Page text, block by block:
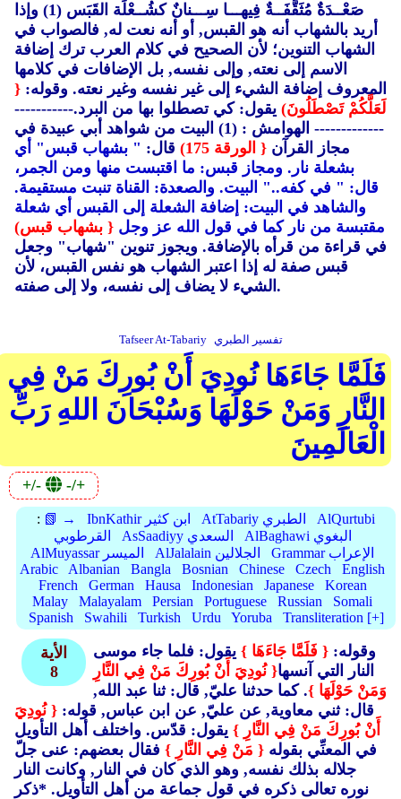
صَعْــدَةٌ مُثَقَّفَــةٌ فِيهـــا سِـــنانٌ كشُــعْلَة القَبَس (1)
وإذا
أريد بالشهاب أنه هو القبس, أو أنه نعت له, فالصواب في
الشهاب التنوين؛ لأن الصحيح في كلام العرب ترك إضافة
الاسم إلى نعته, وإلى نفسه, بل الإضافات في كلامها
المعروف إضافة الشيء إلى غير نفسه وغير نعته. وقوله: {
لَعَلَّكُمْ تَصْطَلُونَ) يقول: كي تصطلوا بها من البرد.-----------
------------- الهوامش : (1)
البيت من شواهد أبي عبيدة في
مجاز القرآن { الورقة 175) قال: " بشهاب قبس" أي
بشعلة نار. ومجاز قبس: ما اقتبست منها ومن الجمر،
قال: " في كفه.." البيت. والصعدة: القناة تنبت مستقيمة.
والشاهد في البيت: إضافة الشعلة إلى القبس أي شعلة
مقتبسة من نار كما في قول الله عز وجل { بشهاب قبس)
في قراءة من قرأه بالإضافة. ويجوز تنوين "شهاب" وجعل
قبس صفة له إذا اعتبر الشهاب هو نفس القبس، لأن
الشيء لا يضاف إلى نفسه، ولا إلى صفته.
Tafseer At-Tabariy تفسير الطبري
فَلَمَّا جَاءَهَا نُودِيَ أَنْ بُورِكَ مَنْ فِي
النَّارِ وَمَنْ حَوْلَهَا وَسُبْحَانَ اللهِ رَبِّ
الْعَالَمِينَ
+/- -/+
: 📗 → IbnKathir ابن كثير AtTabariy الطبري
AlQurtubi
القرطوبي
AsSaadiyy السعدي
AlBaghawi البغوي
AlMuyassar الميسر
AlJalalain الجلالين
Grammar الإعراب
Arabic
Albanian Bangla Bosnian Chinese Czech
English
French
German Hausa Indonesian Japanese
Korean
Malay
Malayalam Persian Portuguese Russian
Somali
Spanish
Swahili Turkish Urdu Yoruba Transliteration [+]
الأية
8
وقوله: { فَلَمَّا جَاءَهَا } يقول: فلما جاء موسى
النار التي آنسها{ نُودِيَ أَنْ بُورِكَ مَنْ فِي النَّارِ
وَمَنْ حَوْلَهَا }. كما حدثنا عليّ, قال: ثنا عبد الله,
قال: ثني معاوية, عن عليّ, عن ابن عباس, قوله: { نُودِيَ
أَنْ بُورِكَ مَنْ فِي النَّارِ } يقول: قدّس. واختلف أهل التأويل
في المعنِّي بقوله { مَنْ فِي النَّارِ } فقال بعضهم: عنى جلّ
جلاله بذلك نفسه, وهو الذي كان في النار, وكانت النار
نوره تعالى ذكره في قول جماعة من أهل التأويل. *ذكر